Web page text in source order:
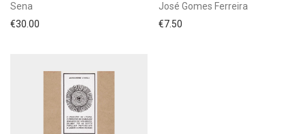
Sena
€30.00
José Gomes Ferreira
€7.50